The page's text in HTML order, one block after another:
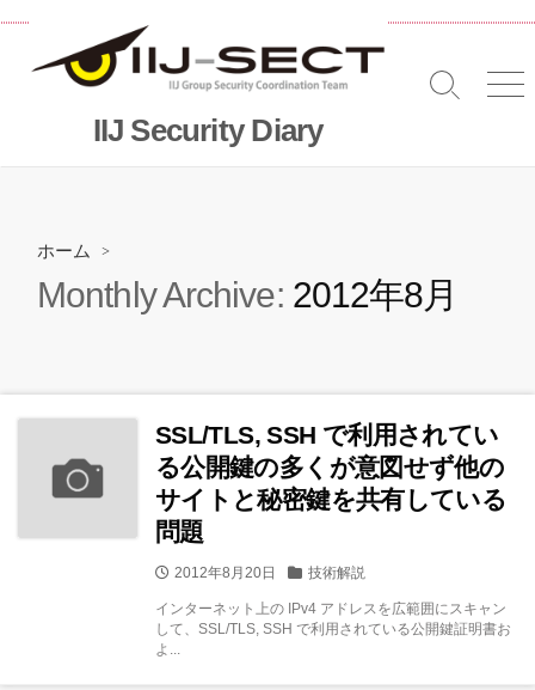
へ
IIJ Security Diary
検
メ
ホーム >
Monthly Archive: 2012年8月
SSL/TLS, SSH で利用されてい
る公開鍵の多くが意図せず他の
サイトと秘密鍵を共有している
問題
公
日
2012年8月20日
カ
ゴ
リー
技術解説
インターネット上の IPv4 アドレスを広範囲にスキャン
して、SSL/TLS, SSH で利用されている公開鍵証明書お
よ...